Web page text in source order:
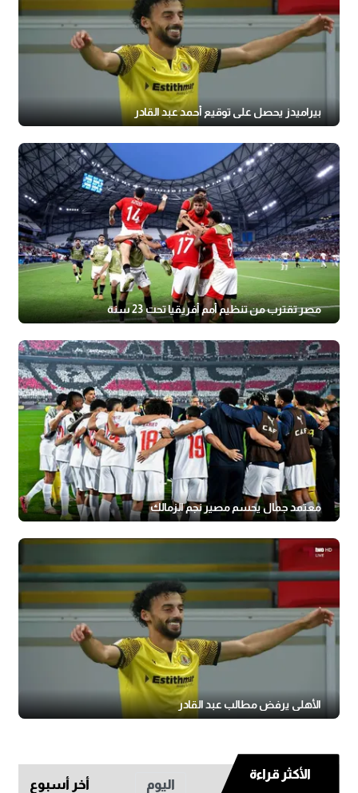
بيراميدز يحصل على توقيع أحمد عبد القادر
مصر تقترب من تنظيم أمم أفريقيا تحت 23 سنة
معتمد جمال يحسم مصير نجم الزمالك
الأهلي يرفض مطالب عبد القادر
الأكثر قراءة
اليوم أخر أسبوع